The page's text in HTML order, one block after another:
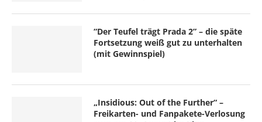
“Der Teufel trägt Prada 2” – die späte
Fortsetzung weiß gut zu unterhalten
(mit Gewinnspiel)
„Insidious: Out of the Further“ –
Freikarten- und Fanpakete-Verlosung